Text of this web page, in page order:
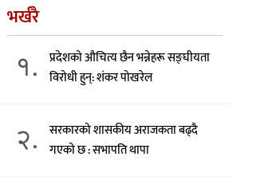
भर्खरै
१.
प्रदेशको औचित्य छैन भन्नेहरू सङ्घीयता
विरोधी हुन्: शंकर पोखरेल
२.
सरकारको शासकीय अराजकता बढ्दै
गएको छ : सभापति थापा